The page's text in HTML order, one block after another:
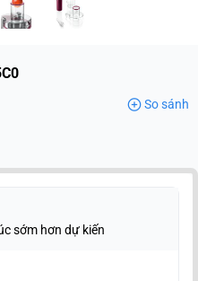
So sánh
sớm hơn dự kiến